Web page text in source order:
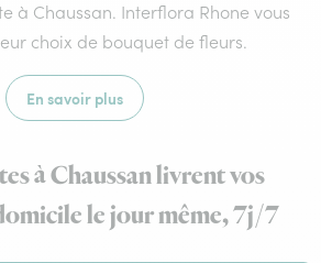
à Chaussan. Interflora Rhone vous
choix de bouquet de fleurs.
En savoir plus
à Chaussan livrent vos
le jour même, 7j/7